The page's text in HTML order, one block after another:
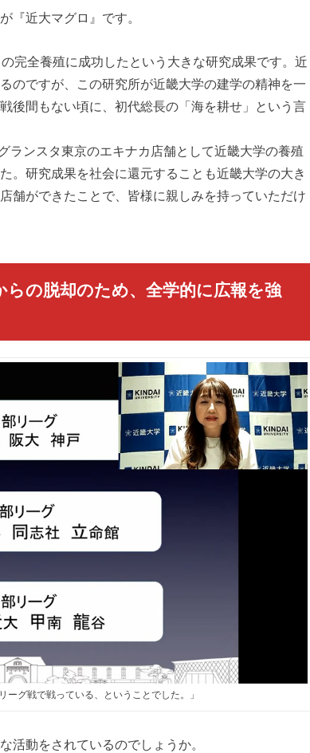
『近大マグロ』です。
完全養殖に成功したという大きな研究成果です。近
のですが、この研究所が近畿大学の建学の精神を一
後間もない頃に、初代総長の「海を耕せ」という言
ランスタ東京のエキナカ店舗として近畿大学の養殖
。研究成果を社会に還元することも近畿大学の大き
舗ができたことで、皆様に親しみを持っていただけ
らの脱却のため、全学的に広報を強
グ戦で戦っている、ということでした。」
活動をされているのでしょうか。